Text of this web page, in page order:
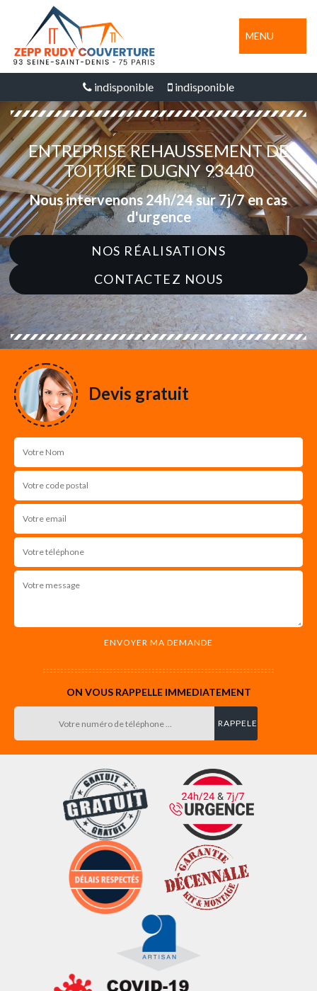
MENU
indisponible indisponible
ENTREPRISE REHAUSSEMENT DE
TOITURE DUGNY 93440
Nous intervenons 24h/24 sur 7j/7 en cas
d'urgence
NOS RÉALISATIONS
CONTACTEZ NOUS
Devis gratuit
ON VOUS RAPPELLE IMMEDIATEMENT